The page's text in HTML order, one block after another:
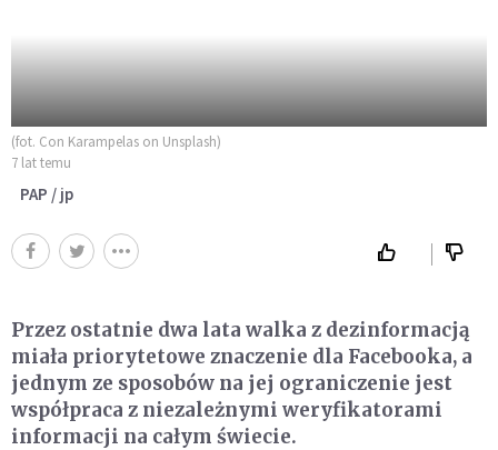
(fot. Con Karampelas on Unsplash)
7 lat temu
PAP / jp
Przez ostatnie dwa lata walka z dezinformacją
miała priorytetowe znaczenie dla Facebooka, a
jednym ze sposobów na jej ograniczenie jest
współpraca z niezależnymi weryfikatorami
informacji na całym świecie.